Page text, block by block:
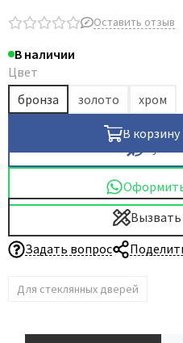
Оставить отзыв
В наличии
Цвет
бронза
золото хром
В корзину
Задать вопрос
Для стеклянных дверей